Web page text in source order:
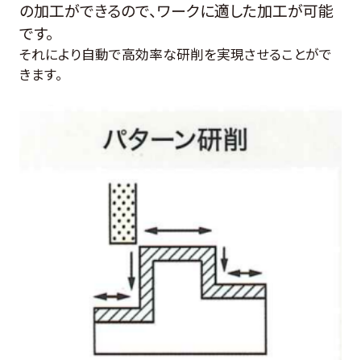
の加工ができるので、ワークに適した加工が可能
です。
それにより自動で高効率な研削を実現させることがで
きます。